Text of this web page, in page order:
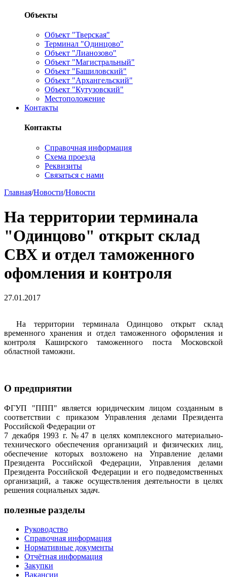
Объекты
Объект "Тверская"
Терминал "Одинцово"
Объект "Лианозово"
Объект "Магистральный"
Объект "Башиловский"
Объект "Архангельский"
Объект "Кутузовский"
Местоположение
Контакты
Контакты
Справочная информация
Схема проезда
Реквизиты
Связаться с нами
Главная/Новости/Новости
На территории терминала
"Одинцово" открыт склад
СВХ и отдел таможенного
офомления и контроля
27.01.2017
На территории терминала Одинцово открыт склад
временного хранения и отдел таможенного оформления и
контроля Каширского таможенного поста Московской
областной таможни.
О предприятии
ФГУП "ППП" является юридическим лицом созданным в
соответствии с приказом Управления делами Президента
Российской Федерации от
7 декабря 1993 г. №47 в целях комплексного материально-
технического обеспечения организаций и физических лиц,
обеспечение которых возложено на Управление делами
Президента Российской Федерации, Управления делами
Президента Российской Федерации и его подведомственных
организаций, а также осуществления деятельности в целях
решения социальных задач.
полезные разделы
Руководство
Справочная информация
Нормативные документы
Отчётная информация
Закупки
Вакансии